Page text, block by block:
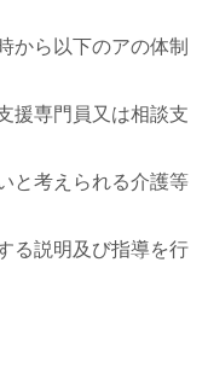
から以下のアの体制
援専門員又は相談支
と考えられる介護等
る説明及び指導を行